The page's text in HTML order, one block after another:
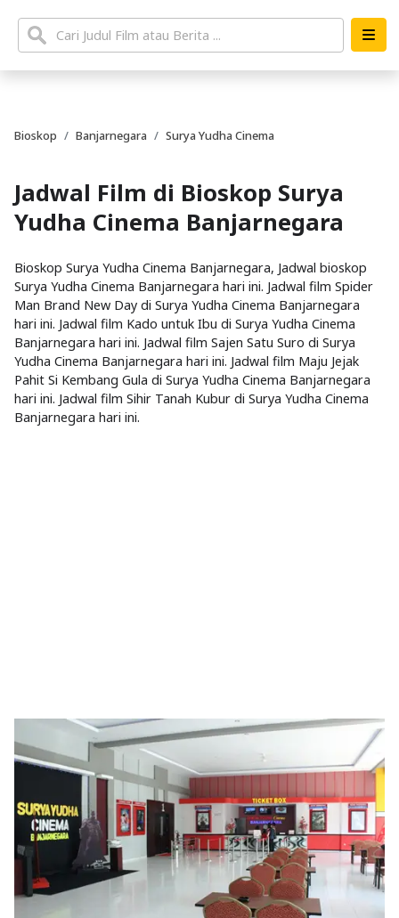
Bioskop Banjarnegara Surya Yudha Cinema
Jadwal Film di Bioskop Surya
Yudha Cinema Banjarnegara
Bioskop Surya Yudha Cinema Banjarnegara, Jadwal bioskop
Surya Yudha Cinema Banjarnegara hari ini. Jadwal film Spider
Man Brand New Day di Surya Yudha Cinema Banjarnegara
hari ini. Jadwal film Kado untuk Ibu di Surya Yudha Cinema
Banjarnegara hari ini. Jadwal film Sajen Satu Suro di Surya
Yudha Cinema Banjarnegara hari ini. Jadwal film Maju Jejak
Pahit Si Kembang Gula di Surya Yudha Cinema Banjarnegara
hari ini. Jadwal film Sihir Tanah Kubur di Surya Yudha Cinema
Banjarnegara hari ini.